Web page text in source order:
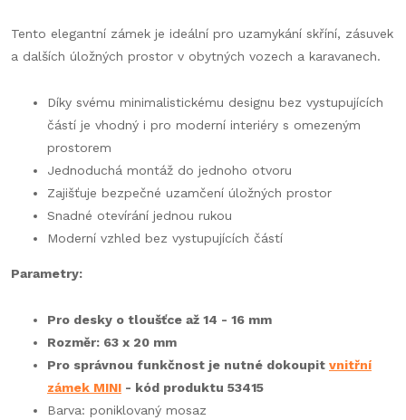
Tento elegantní zámek je ideální pro uzamykání skříní, zásuvek
a dalších úložných prostor v obytných vozech a karavanech.
Díky svému minimalistickému designu bez vystupujících
částí je vhodný i pro moderní interiéry s omezeným
prostorem
Jednoduchá montáž do jednoho otvoru
Zajišťuje bezpečné uzamčení úložných prostor
Snadné otevírání jednou rukou
Moderní vzhled bez vystupujících částí
Parametry:
Pro desky o tloušťce až 14 - 16 mm
Rozměr: 63 x 20 mm
Pro správnou funkčnost je nutné dokoupit vnitřní
zámek MINI - kód produktu 53415
Barva: poniklovaný mosaz